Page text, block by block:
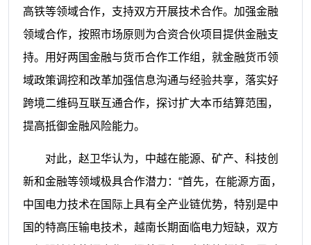
高铁等领域合作，支持双方开展技术合作。加强金融
领域合作，按照市场原则为合资合伙项目提供金融支
持。用好两国金融与货币合作工作组，就金融货币领
域政策调控和改革加强信息沟通与经验共享，落实好
跨境二维码互联互通合作，探讨扩大本币结算范围，
提高抵御金融风险能力。
对此，赵卫华认为，中越在能源、矿产、科技创
新和金融等领域极具合作潜力：“首先，在能源方面，
中国电力技术在国际上具有全产业链优势，特别是中
国的特高压输电技术，越南长期面临电力短缺，双方